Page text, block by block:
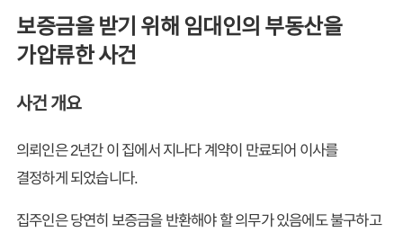
보증금을 받기 위해 임대인의 부동산을
가압류한 사건
사건 개요
의뢰인은 2년간 이 집에서 지나다 계약이 만료되어 이사를
결정하게 되었습니다.
집주인은 당연히 보증금을 반환해야 할 의무가 있음에도 불구하고